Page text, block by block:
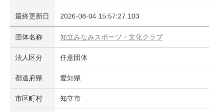
最終更新日 2026-08-04 15:57:27.103
団体名称 知立みなみスポーツ・文化クラブ
法人区分 任意団体
都道府県 愛知県
市区町村 知立市